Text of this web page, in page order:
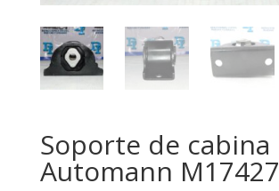
Soporte de cabina
Automann M17427